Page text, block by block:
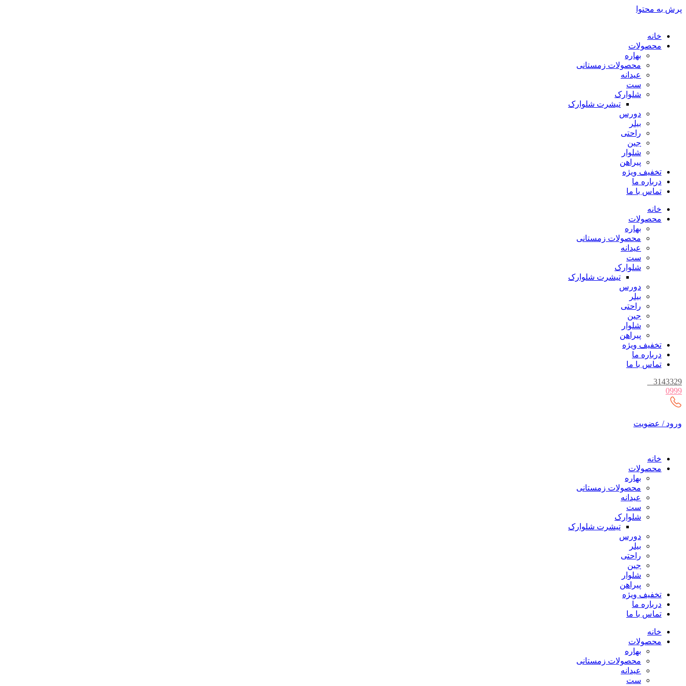
پرش به محتوا
خانه
محصولات
بهاره
محصولات زمستانی
عیدانه
ست
شلوارک
تیشرت شلوارک
دورس
بیلر
راحتی
جین
شلوار
پیراهن
تخفیف ویژه
درباره ما
تماس با ما
خانه
محصولات
بهاره
محصولات زمستانی
عیدانه
ست
شلوارک
تیشرت شلوارک
دورس
بیلر
راحتی
جین
شلوار
پیراهن
تخفیف ویژه
درباره ما
تماس با ما
3143329
0999
ورود / عضویت
خانه
محصولات
بهاره
محصولات زمستانی
عیدانه
ست
شلوارک
تیشرت شلوارک
دورس
بیلر
راحتی
جین
شلوار
پیراهن
تخفیف ویژه
درباره ما
تماس با ما
خانه
محصولات
بهاره
محصولات زمستانی
عیدانه
ست